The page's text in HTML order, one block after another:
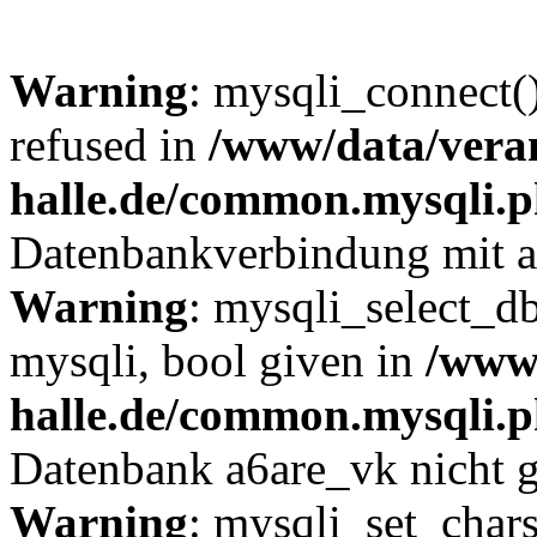
Warning:
refused in /www/data/
halle.de/
Datenbankverbindung mit
Warning:
mysqli, bool given in /
halle.de/
Datenbank a6are_vk nicht
Warning: